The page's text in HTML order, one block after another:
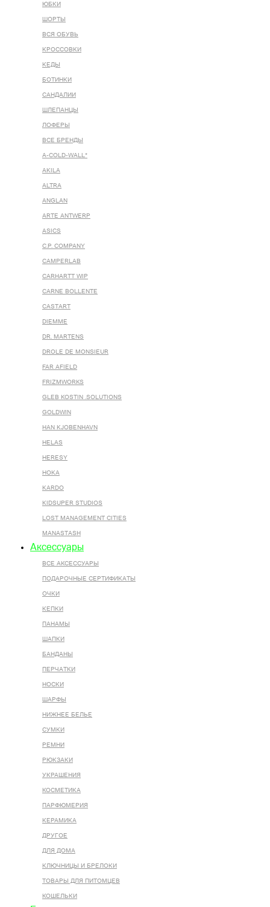
ЮБКИ
ШОРТЫ
ВСЯ ОБУВЬ
КРОССОВКИ
КЕДЫ
БОТИНКИ
САНДАЛИИ
ШЛЕПАНЦЫ
ЛОФЕРЫ
ВСЕ БРЕНДЫ
A-COLD-WALL*
AKILA
ALTRA
ANGLAN
ARTE ANTWERP
ASICS
C.P. COMPANY
CAMPERLAB
CARHARTT WIP
CARNE BOLLENTE
CASTART
DIEMME
DR. MARTENS
DROLE DE MONSIEUR
FAR AFIELD
FRIZMWORKS
GLEB KOSTIN .SOLUTIONS
GOLDWIN
HAN KJOBENHAVN
HELAS
HERESY
HOKA
KARDO
KIDSUPER STUDIOS
LOST MANAGEMENT CITIES
MANASTASH
Аксессуары
ВСЕ AКСЕССУАРЫ
ПОДАРОЧНЫЕ СЕРТИФИКАТЫ
ОЧКИ
КЕПКИ
ПАНАМЫ
ШАПКИ
БАНДАНЫ
ПЕРЧАТКИ
НОСКИ
ШАРФЫ
НИЖНЕЕ БЕЛЬЕ
СУМКИ
РЕМНИ
РЮКЗАКИ
УКРАШЕНИЯ
КОСМЕТИКА
ПАРФЮМЕРИЯ
КЕРАМИКА
ДРУГОЕ
ДЛЯ ДОМА
КЛЮЧНИЦЫ И БРЕЛОКИ
ТОВАРЫ ДЛЯ ПИТОМЦЕВ
КОШЕЛЬКИ